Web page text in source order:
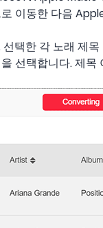
이동한 다음
택한 각 노래 제
선택합니다. 제